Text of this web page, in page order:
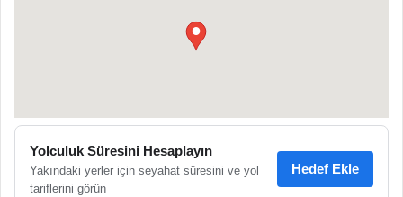
●
Yolculuk Süresini Hesaplayın
Yakındaki yerler için seyahat süresini ve yol
tariflerini görün
Hedef Ekle